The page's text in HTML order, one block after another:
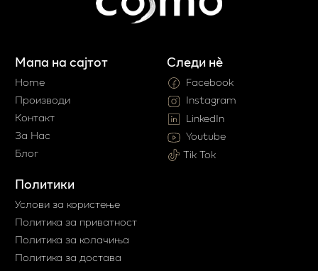
Мапа на сајтот
Home
Производи
Контакт
За Нас
Блог
Политики
Услови за користење
Политика за приватност
Политика за колачиња
Политика за достава
Следи нè
Facebook
Instagram
LinkedIn
Youtube
Tik Tok